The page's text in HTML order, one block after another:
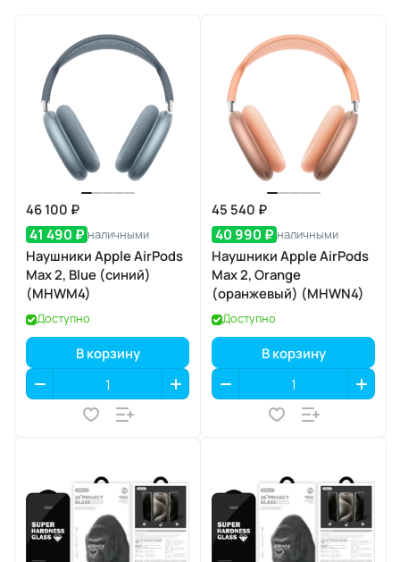
46 100 ₽
41 490 ₽ наличными
Наушники Apple AirPods
Max 2, Blue (синий)
(MHWM4)
Доступно
В корзину
45 540 ₽
40 990 ₽ наличными
Наушники Apple AirPods
Max 2, Orange
(оранжевый) (MHWN4)
Доступно
В корзину